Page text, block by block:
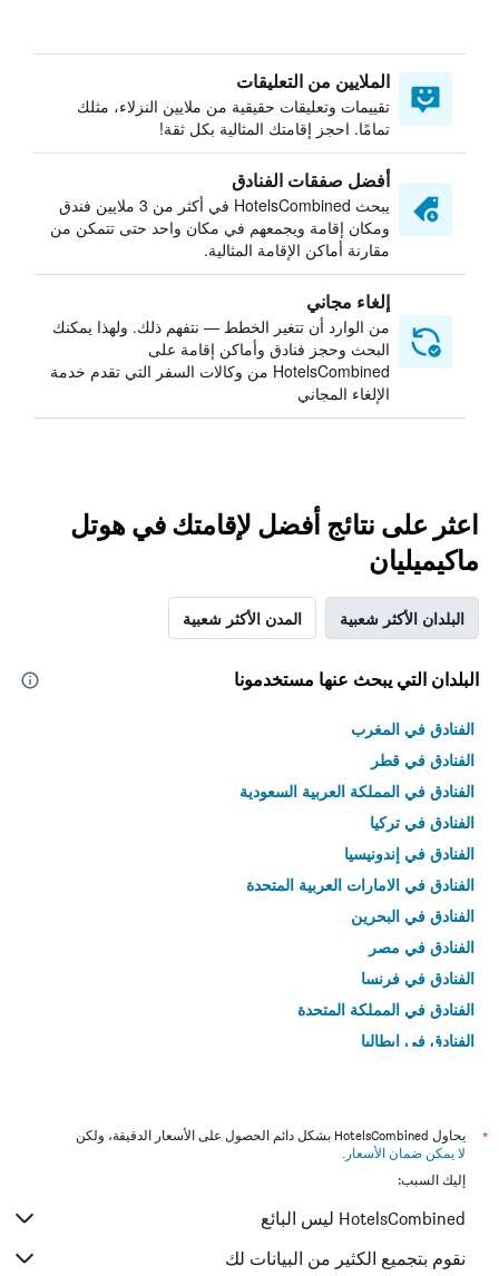
الملايين من التعليقات
تقييمات وتعليقات حقيقية من ملايين النزلاء، مثلك
تمامًا. احجز إقامتك المثالية بكل ثقة!
أفضل صفقات الفنادق
يبحث HotelsCombined في أكثر من 3 ملايين فندق
ومكان إقامة ويجمعهم في مكان واحد حتى تتمكن من
مقارنة أماكن الإقامة المثالية.
إلغاء مجاني
من الوارد أن تتغير الخطط — نتفهم ذلك. ولهذا يمكنك
البحث وحجز فنادق وأماكن إقامة على
HotelsCombined من وكالات السفر التي تقدم خدمة
الإلغاء المجاني
اعثر على نتائج أفضل لإقامتك في هوتل
ماكيميليان
البلدان الأكثر شعبية المدن الأكثر شعبية
البلدان التي يبحث عنها مستخدمونا
الفنادق في المغرب
الفنادق في قطر
الفنادق في المملكة العربية السعودية
الفنادق في تركيا
الفنادق في إندونيسيا
الفنادق في الامارات العربية المتحدة
الفنادق في البحرين
الفنادق في مصر
الفنادق في فرنسا
الفنادق في المملكة المتحدة
الفنادق في إيطاليا
*
يحاول HotelsCombined بشكل دائم الحصول على الأسعار الدقيقة، ولكن
لا يمكن ضمان الأسعار .
إليك السبب:
HotelsCombined ليس البائع
نقوم بتجميع الكثير من البيانات لك